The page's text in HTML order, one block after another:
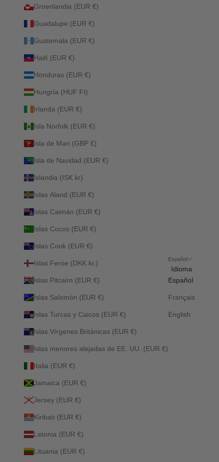
Groenlandia (EUR €)
Guadalupe (EUR €)
Guatemala (EUR €)
Haití (EUR €)
Honduras (EUR €)
Hungría (HUF Ft)
Irlanda (EUR €)
Isla Norfolk (EUR €)
Isla de Man (GBP £)
Isla de Navidad (EUR €)
Islandia (ISK kr)
Islas Aland (EUR €)
Islas Caimán (EUR €)
Islas Cocos (EUR €)
Islas Cook (EUR €)
Islas Feroe (DKK kr.)
Islas Pitcairn (EUR €)
Islas Salomón (EUR €)
Islas Turcas y Caicos (EUR €)
Islas Vírgenes Británicas (EUR €)
Islas menores alejadas de EE. UU. (EUR €)
Italia (EUR €)
Jamaica (EUR €)
Jersey (EUR €)
Kiribati (EUR €)
Letonia (EUR €)
Lituania (EUR €)
Español
Idioma
Español
Français
English